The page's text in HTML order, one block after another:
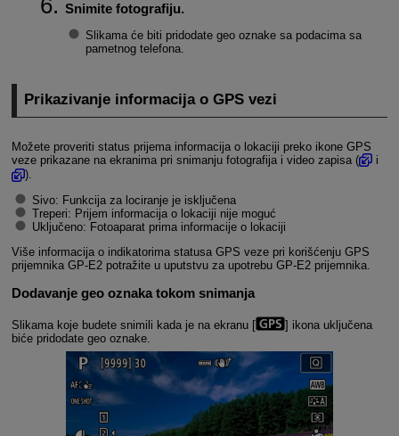
Snimite fotografiju.
Slikama će biti pridodate geo oznake sa podacima sa
pametnog telefona.
Prikazivanje informacija o GPS vezi
Možete proveriti status prijema informacija o lokaciji preko ikone GPS
veze prikazane na ekranima pri snimanju fotografija i video zapisa (
i
).
Sivo: Funkcija za lociranje je isključena
Treperi: Prijem informacija o lokaciji nije moguć
Uključeno: Fotoaparat prima informacije o lokaciji
Više informacija o indikatorima statusa GPS veze pri korišćenju GPS
prijemnika GP-E2potražite u uputstvu za upotrebu GP-E2prijemnika.
Dodavanje geo oznaka tokom snimanja
Slikama koje budete snimili kada je na ekranu [
] ikona uključena
biće pridodate geo oznake.